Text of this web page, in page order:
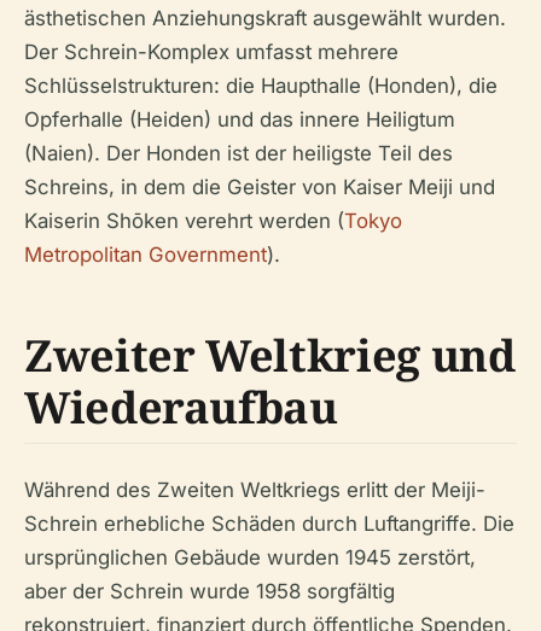
ästhetischen Anziehungskraft ausgewählt wurden.
Der Schrein-Komplex umfasst mehrere
Schlüsselstrukturen: die Haupthalle (Honden), die
Opferhalle (Heiden) und das innere Heiligtum
(Naien). Der Honden ist der heiligste Teil des
Schreins, in dem die Geister von Kaiser Meiji und
Kaiserin Shōken verehrt werden (Tokyo
Metropolitan Government).
Zweiter Weltkrieg und
Wiederaufbau
Während des Zweiten Weltkriegs erlitt der Meiji-
Schrein erhebliche Schäden durch Luftangriffe. Die
ursprünglichen Gebäude wurden 1945 zerstört,
aber der Schrein wurde 1958 sorgfältig
rekonstruiert, finanziert durch öffentliche Spenden.